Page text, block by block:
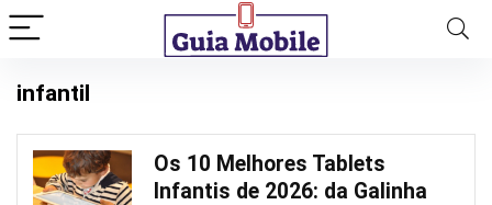
infantil
Os 10 Melhores Tablets
Infantis de 2026: da Galinha